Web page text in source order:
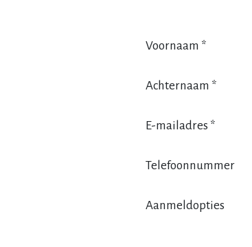
Voornaam *
Achternaam *
E-mailadres *
Telefoonnummer
Aanmeldopties